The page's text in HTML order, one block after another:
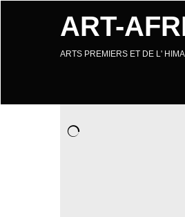
ART-
ARTS PREMIERS ET DE L'